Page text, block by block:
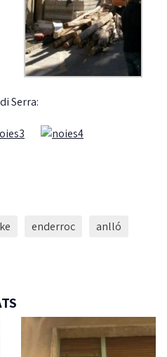
Serra:
enderroc anlló